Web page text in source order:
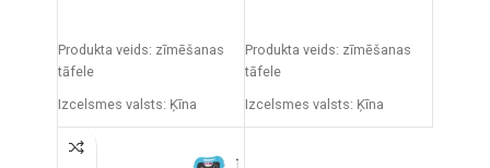
Produkta veids: zīmēšanas
tāfele
Izcelsmes valsts: Ķīna
x 61,5 cm
Produkta veids: zīmēšanas
tāfele
Izcelsmes valsts: Ķīna